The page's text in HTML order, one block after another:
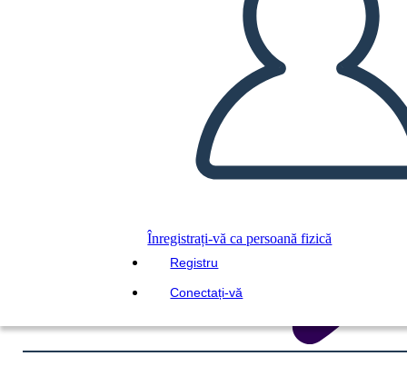
Înregistrați-vă ca persoană fizică
Registru
Conectați-vă